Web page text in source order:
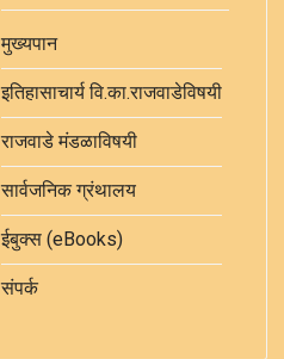
मुख्यपान
इतिहासाचार्य वि.का.राजवाडेविषयी
राजवाडे मंडळाविषयी
सार्वजनिक ग्रंथालय
ईबुक्स (eBooks)
संपर्क